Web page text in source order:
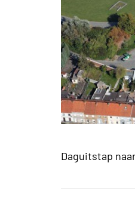
Daguitstap